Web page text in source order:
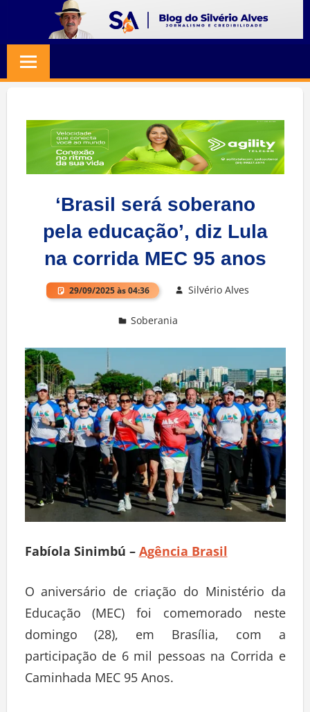
content
SILVERIO
ALVES
Jornalismo
Credibilidade
‘Brasil será soberano
pela educação’, diz Lula
na corrida MEC 95 anos
29/09/2025 às 04:36 Silvério Alves
Soberania
Fabíola Sinimbú –Agência Brasil
O aniversário de criação do Ministério da
Educação (MEC) foi comemorado neste
domingo (28), em Brasília, com a
participação de 6 mil pessoas na Corrida e
Caminhada MEC 95 Anos.